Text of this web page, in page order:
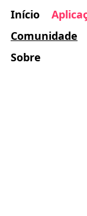
Início
Comunidade
Sobre